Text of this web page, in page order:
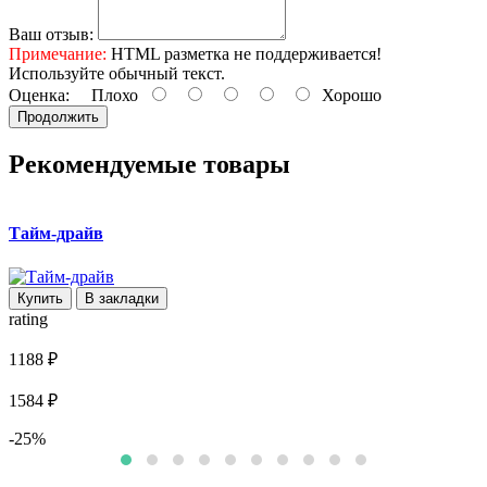
Ваш отзыв:
Примечание: HTML разметка не поддерживается!
Используйте обычный текст.
Оценка: Плохо Хорошо
Продолжить
Рекомендуемые товары
Тайм-драйв
Купить В закладки
rating
1188 ₽
1584 ₽
-25%